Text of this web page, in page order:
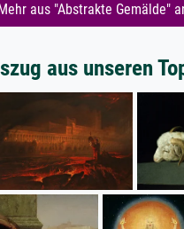
Mehr aus "Abstrakte Gemälde"
aus unseren